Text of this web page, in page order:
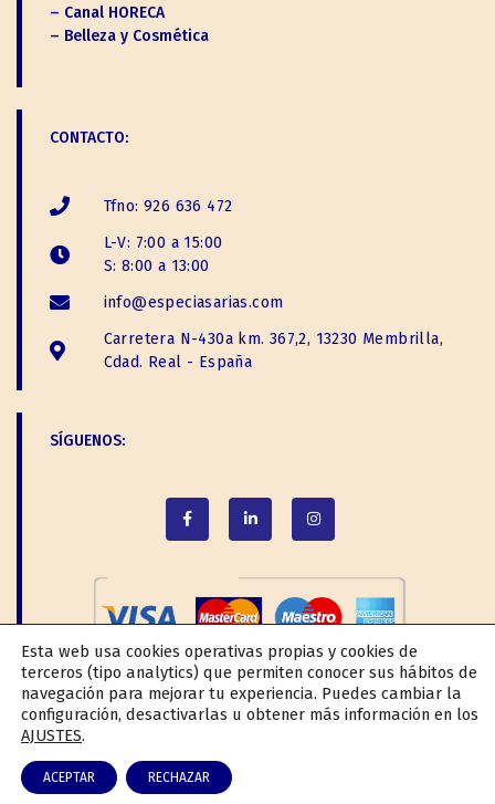
– Canal HORECA
– Belleza y Cosmética
CONTACTO:
Tfno: 926 636 472
L-V: 7:00 a 15:00
S: 8:00 a 13:00
info@especiasarias.com
Carretera N-430a km. 367,2, 13230 Membrilla,
Cdad. Real - España
SÍGUENOS:
Especiando la vida desde 1949
Esta web usa cookies operativas propias y cookies de
terceros (tipo analytics) que permiten conocer sus hábitos de
navegación para mejorar tu experiencia. Puedes cambiar la
configuración, desactivarlas u obtener más información en los
AJUSTES.
ACEPTAR RECHAZAR